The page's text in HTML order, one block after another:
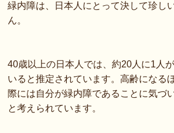
緑内障は、日本人にとって決して珍し
ん。
40歳以上の日本人では、約20人に1人
いると推定されています。高齢になる
際には自分が緑内障であることに気づ
と考えられています。